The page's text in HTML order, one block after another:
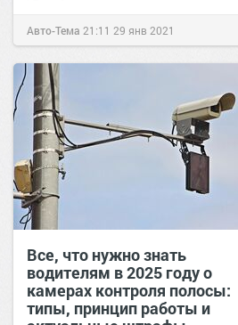
Авто-Тема 21:11 29 янв 2021
Все, что нужно знать
водителям в 2025 году о
камерах контроля полосы:
типы, принцип работы и